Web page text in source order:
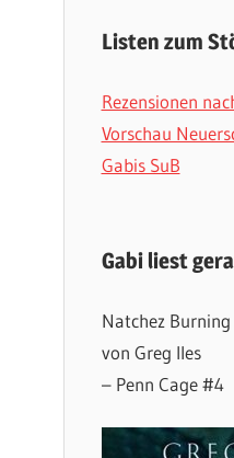
Listen zum
Rezensionen
Vorschau
Gabis SuB
Gabi liest
Natchez Burning
von Greg Iles
– Penn Cage #4